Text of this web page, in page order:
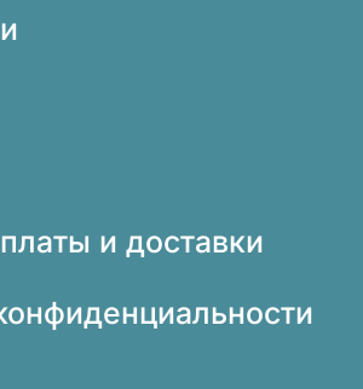
и доставки